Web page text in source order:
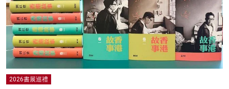
2026書展巡禮